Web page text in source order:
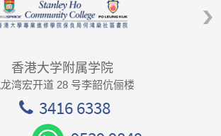
香港大学附属学院
湾宏开道 28 号李韶伉俪楼
3416 6338